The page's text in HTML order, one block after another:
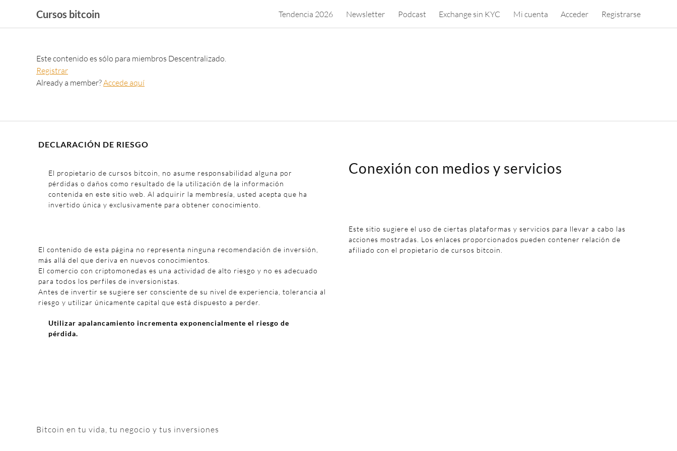
Cursos bitcoin Tendencia 2026 Newsletter Podcast Exchange sin KYC Mi cuenta Acceder Registrarse
Este contenido es sólo para miembros Descentralizado.
Registrar
Already a member?Accede aquí
DECLARACIÓN DE RIESGO
El propietario de cursos bitcoin, no asume responsabilidad alguna por
pérdidas o daños como resultado de la utilización de la información
contenida en este sitio web. Al adquirir la membresía, usted acepta que ha
invertido única y exclusivamente para obtener conocimiento.
El contenido de esta página no representa ninguna recomendación de inversión,
más allá del que deriva en nuevos conocimientos.
El comercio con criptomonedas es una actividad de alto riesgo y no es adecuado
para todos los perfiles de inversionistas.
Antes de invertir se sugiere ser consciente de su nivel de experiencia, tolerancia al
riesgo y utilizar únicamente capital que está dispuesto a perder.
Utilizar apalancamiento incrementa exponencialmente el riesgo de
pérdida.
Conexión con medios y servicios
Este sitio sugiere el uso de ciertas plataformas y servicios para llevar a cabo las
acciones mostradas. Los enlaces proporcionados pueden contener relación de
afiliado con el propietario de cursos bitcoin.
Bitcoin en tu vida, tu negocio y tus inversiones